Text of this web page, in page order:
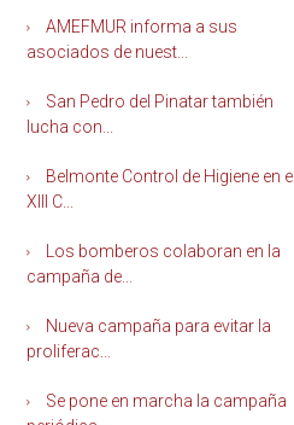
AMEFMUR informa a sus
asociados de nuest...
San Pedro del Pinatar también
lucha con...
Belmonte Control de Higiene en el
XIII C...
Los bomberos colaboran en la
campaña de...
Nueva campaña para evitar la
proliferac...
Se pone en marcha la campaña